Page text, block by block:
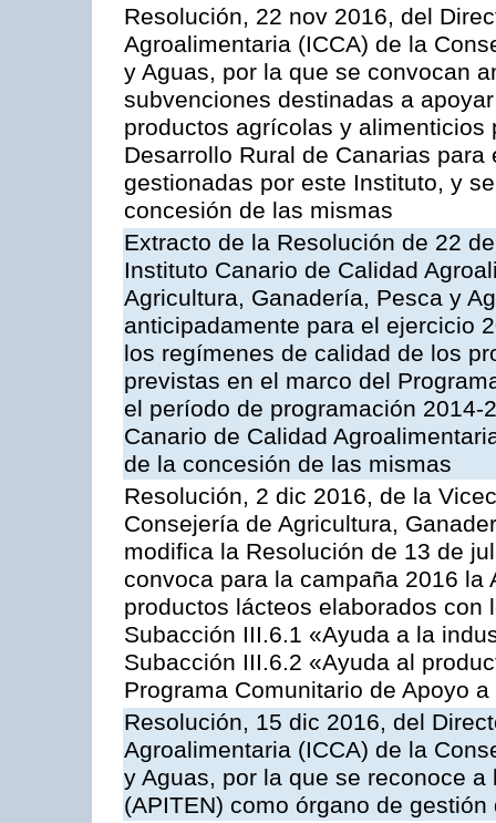
Resolución, 22 nov 2016, del
Agroalimentaria (ICCA) de la
y Aguas, por la que se convocan
subvenciones destinadas a
productos agrícolas y
Desarrollo Rural de Canarias
gestionadas por este Instituto, y
concesión de las mismas
Extracto de la Resolución de 22
Instituto Canario de Calidad
Agricultura, Ganadería, Pesca y
anticipadamente para el ejercicio
los regímenes de calidad de los
previstas en el marco del
el período de programación
Canario de Calidad
de la concesión de las mismas
Resolución, 2 dic 2016, de la
Consejería de Agricultura,
modifica la Resolución de 13 de
convoca para la campaña 2016
productos lácteos elaborados
Subacción III.6.1 «Ayuda a la
Subacción III.6.2 «Ayuda al
Programa Comunitario de Apoyo
Resolución, 15 dic 2016, del
Agroalimentaria (ICCA) de la
y Aguas, por la que se reconoce
(APITEN) como órgano de